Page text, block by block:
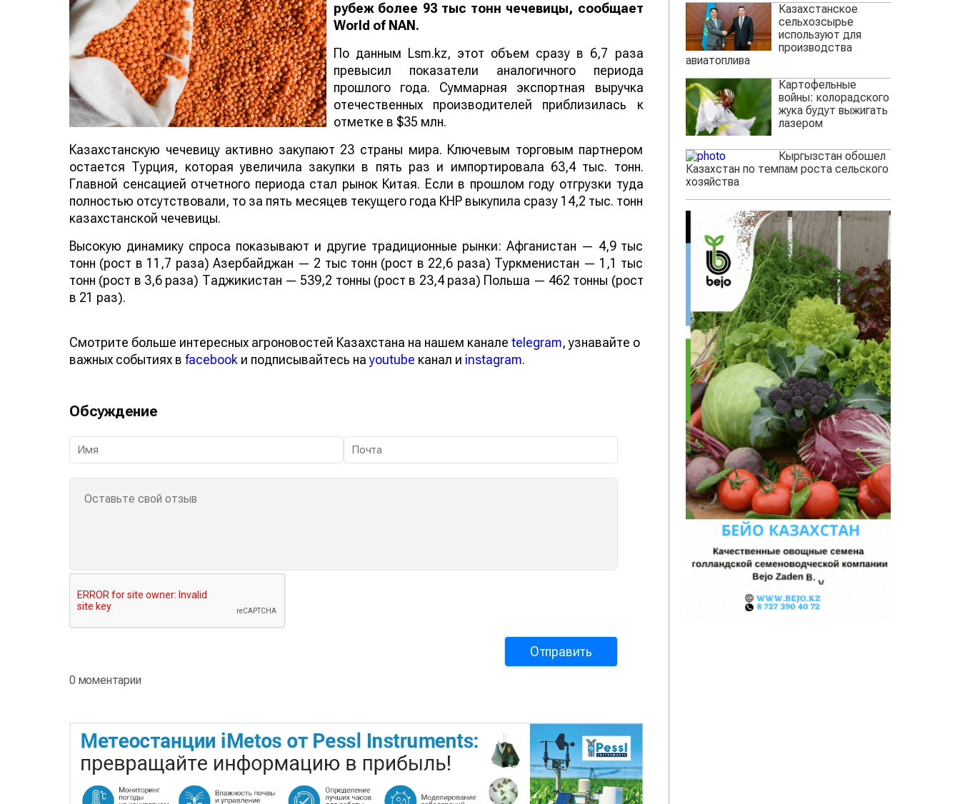
рубеж более 93 тыс тонн чечевицы, сообщает
World of NAN .
По данным Lsm.kz, этот объем сразу в 6,7 раза
превысил показатели аналогичного периода
прошлого года. Суммарная экспортная выручка
отечественных производителей приблизилась к
отметке в $35 млн.
Казахстанскую чечевицу активно закупают 23 страны мира. Ключевым торговым партнером
остается Турция, которая увеличила закупки в пять раз и импортировала 63,4 тыс. тонн.
Главной сенсацией отчетного периода стал рынок Китая. Если в прошлом году отгрузки туда
полностью отсутствовали, то за пять месяцев текущего года КНР выкупила сразу 14,2 тыс. тонн
казахстанской чечевицы.
Высокую динамику спроса показывают и другие традиционные рынки: Афганистан — 4,9 тыс
тонн (рост в 11,7 раза) Азербайджан — 2 тыс тонн (рост в 22,6 раза) Туркменистан — 1,1 тыс
тонн (рост в 3,6 раза) Таджикистан — 539,2 тонны (рост в 23,4 раза) Польша — 462 тонны (рост
в 21 раз).
Смотрите больше интересных агроновостей Казахстана на нашем канале telegram, узнавайте о
важных событиях в facebook и подписывайтесь наyoutube канал и instagram.
Обсуждение
0 моментарии
Казахстанское
сельхозсырье
используют для
производства
авиатоплива
Картофельные
войны: колорадского
жука будут выжигать
лазером
Кыргызстан обошел
Казахстан по темпам роста сельского
хозяйства